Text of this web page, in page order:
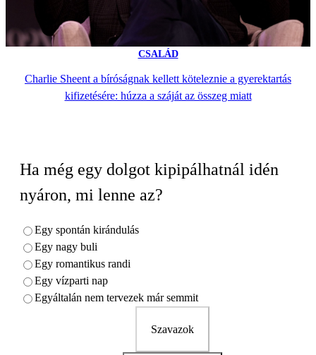
CSALÁD
Charlie Sheent a bíróságnak kellett köteleznie a gyerektartás
kifizetésére: húzza a száját az összeg miatt
Ha még egy dolgot kipipálhatnál idén
nyáron, mi lenne az?
Egy spontán kirándulás
Egy nagy buli
Egy romantikus randi
Egy vízparti nap
Egyáltalán nem tervezek már semmit
Szavazok